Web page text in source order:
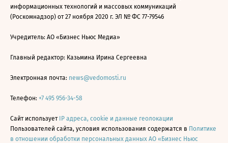
информационных технологий и массовых коммуникаций
(Роскомнадзор) от 27 ноября 2020 г. ЭЛ № ФС 77-79546
Учредитель: АО «Бизнес Ньюс Медиа»
Главный редактор: Казьмина Ирина Сергеевна
Электронная почта: news@vedomosti.ru
Телефон: +7 495 956-34-58
Сайт использует IP адреса, cookie и данные геолокации
Пользователей сайта, условия использования содержатся в Политике
в отношении обработки персональных данных АО «Бизнес Ньюс